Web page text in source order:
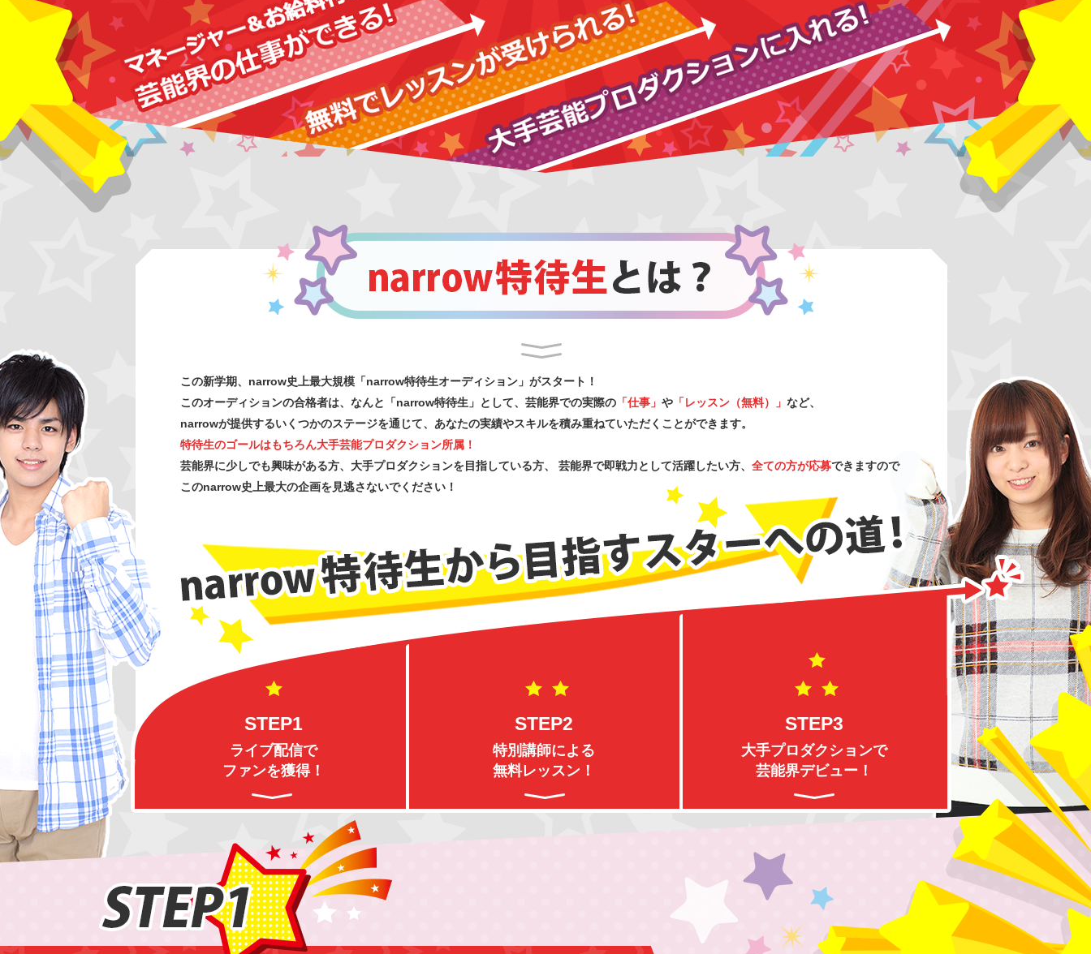
この新学期、narrow史上最大規模「narrow特待生オーディション」がスタート！
このオーディションの合格者は、なんと「narrow特待生」として、芸能界での実際の 「仕事」 や 「レッスン（無料）」 など、
narrowが提供するいくつかのステージを通じて、あなたの実績やスキルを積み重ねていただくことができます。
特待生のゴールはもちろん大手芸能プロダクション所属！
芸能界に少しでも興味がある方、大手プロダクションを目指している方、 芸能界で即戦力として活躍したい方、 全ての方が応募できますので
このnarrow史上最大の企画を見逃さないでください！
STEP1
ライブ配信で
ファンを獲得！
STEP2
特別講師による
無料レッスン！
STEP3
大手プロダクションで
芸能界デビュー！